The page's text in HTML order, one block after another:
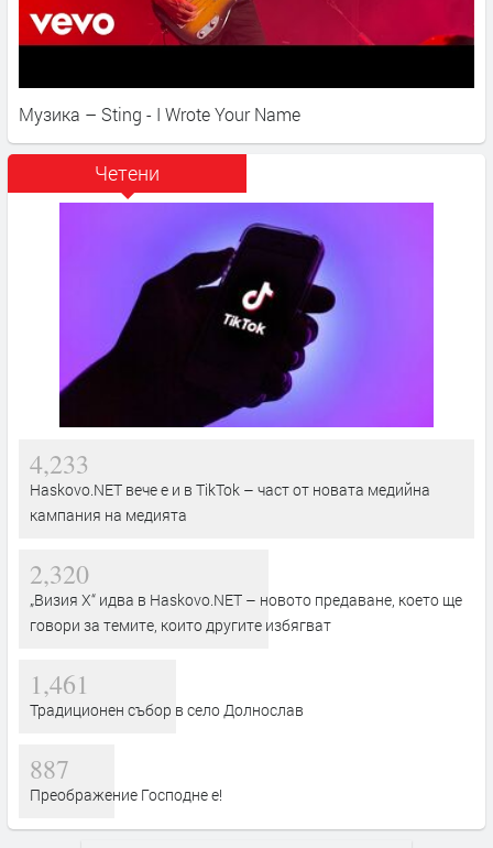
Музика – Sting - I Wrote Your Name
Четени
4,233
Haskovo.NET вече е и в TikTok – част от новата медийна
кампания на медията
2,320
„Визия Х“ идва в Haskovo.NET – новото предаване, което ще
говори за темите, които другите избягват
1,461
Традиционен събор в село Долнослав
887
Преображение Господне е!